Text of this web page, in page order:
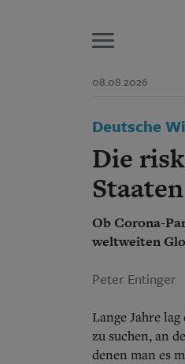
08.08.2026
Start
Aktuelle
Abonnent
Archiv
Suchen
Deutsche
Die
Staaten
Ob Corona-
weltweiten
Peter Entinger
Lange Jahre
zu suchen, an
denen man es